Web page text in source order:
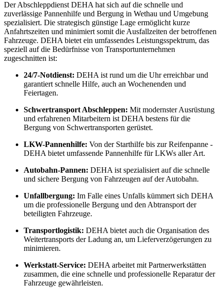
Der Abschleppdienst DEHA hat sich auf die schnelle und
zuverlässige Pannenhilfe und Bergung in Wethau und Umgebung
spezialisiert. Die strategisch günstige Lage ermöglicht kurze
Anfahrtszeiten und minimiert somit die Ausfallzeiten der betroffenen
Fahrzeuge. DEHA bietet ein umfassendes Leistungsspektrum, das
speziell auf die Bedürfnisse von Transportunternehmen
zugeschnitten ist:
24/7-Notdienst: DEHA ist rund um die Uhr erreichbar und
garantiert schnelle Hilfe, auch an Wochenenden und
Feiertagen.
Schwertransport Abschleppen: Mit modernster Ausrüstung
und erfahrenen Mitarbeitern ist DEHA bestens für die
Bergung von Schwertransporten gerüstet.
LKW-Pannenhilfe: Von der Starthilfe bis zur Reifenpanne -
DEHA bietet umfassende Pannenhilfe für LKWs aller Art.
Autobahn-Pannen: DEHA ist spezialisiert auf die schnelle
und sichere Bergung von Fahrzeugen auf der Autobahn.
Unfallbergung: Im Falle eines Unfalls kümmert sich DEHA
um die professionelle Bergung und den Abtransport der
beteiligten Fahrzeuge.
Transportlogistik: DEHA bietet auch die Organisation des
Weitertransports der Ladung an, um Lieferverzögerungen zu
minimieren.
Werkstatt-Service: DEHA arbeitet mit Partnerwerkstätten
zusammen, die eine schnelle und professionelle Reparatur der
Fahrzeuge gewährleisten.